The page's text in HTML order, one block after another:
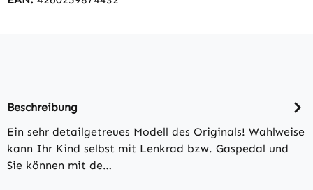
Beschreibung
Ein sehr detailgetreues Modell des Originals! Wahlweise
kann Ihr Kind selbst mit Lenkrad bzw. Gaspedal und
Sie können mit de…